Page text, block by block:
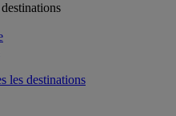
les destinations